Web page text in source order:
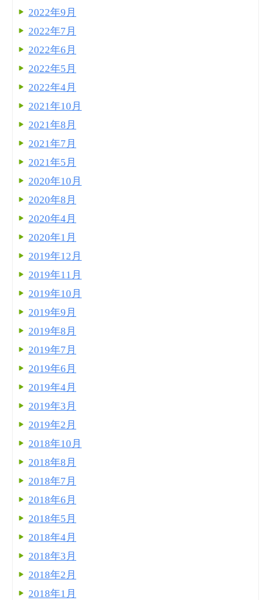
2022年9月
2022年7月
2022年6月
2022年5月
2022年4月
2021年10月
2021年8月
2021年7月
2021年5月
2020年10月
2020年8月
2020年4月
2020年1月
2019年12月
2019年11月
2019年10月
2019年9月
2019年8月
2019年7月
2019年6月
2019年4月
2019年3月
2019年2月
2018年10月
2018年8月
2018年7月
2018年6月
2018年5月
2018年4月
2018年3月
2018年2月
2018年1月